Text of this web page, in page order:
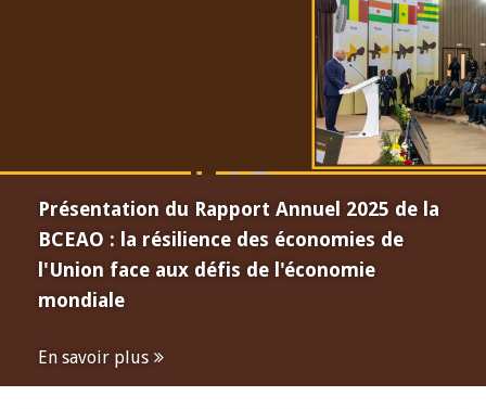
Présentation du Rapport Annuel 2025 de la
BCEAO : la résilience des économies de
l'Union face aux défis de l'économie
mondiale
En savoir plus